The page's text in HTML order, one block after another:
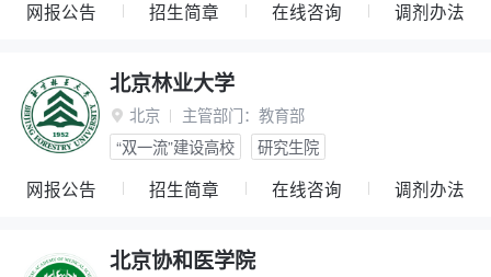
网报公告 招生简章 在线咨询 调剂办法
北京林业大学
 北京 主管部门： 教育部
“双一流”建设高校
研究生院
网报公告 招生简章 在线咨询 调剂办法
北京协和医学院